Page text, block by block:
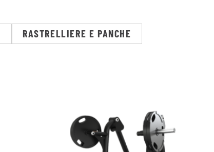
RASTRELLIERE E PANCHE